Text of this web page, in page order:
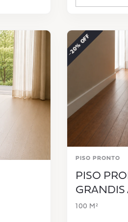
−20% OFF
PISO PRONTO
PISO
GRANDIS
100 M²